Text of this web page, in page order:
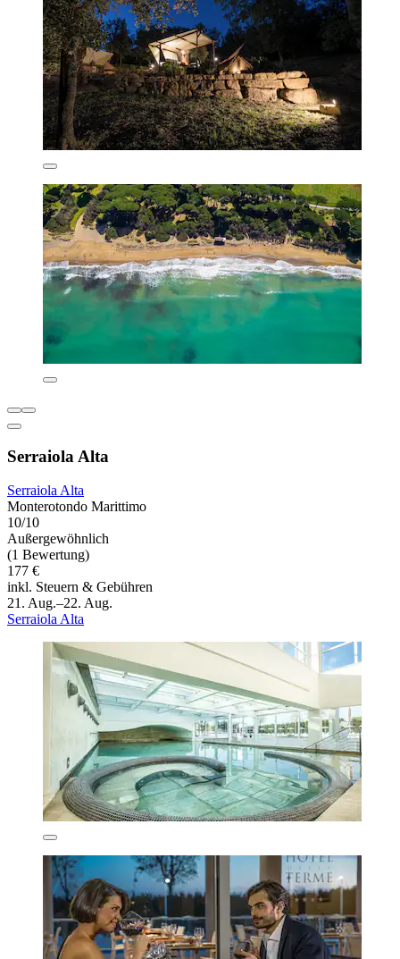
Serraiola Alta
Serraiola Alta
Monterotondo Marittimo
10/10
Außergewöhnlich
(1 Bewertung)
177 €
inkl. Steuern & Gebühren
21. Aug.–22. Aug.
Serraiola Alta